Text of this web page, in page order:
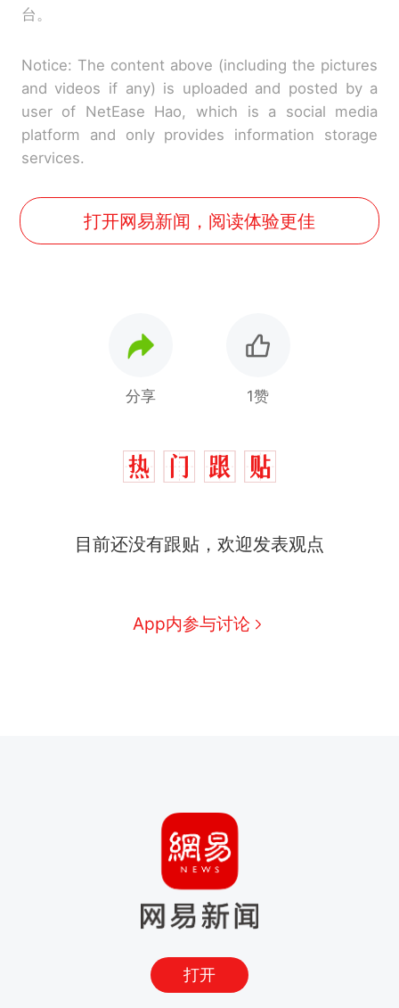
台。
Notice: The content above (including the pictures
and videos if any) is uploaded and posted by a
user of NetEase Hao, which is a social media
platform and only provides information storage
services.
打开网易新闻，阅读体验更佳
分享 1赞
目前还没有跟贴，欢迎发表观点
App内参与讨论
打开